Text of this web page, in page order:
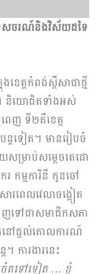
េសចរណ៍និងវិស័យដទៃ
ខេត្តកំពង់ស្ពឺសាជាថ្មី
រ និយោជិតទាំងអស់
េញ ទី២​គឺខេត្ត
តទៀត។ មានរៀបចំ
សម្រាប់សម្ដេចតេជោ
កម្មការិនី កូនចៅ
រពេលវេលាចង្អៀត
ញទៅជាសមាជិកសភា
នៅផ្ដល់គោលការណ៍
ការ​ងា​រ​នេះ
តទៅទៀត … ខ្ញុំ